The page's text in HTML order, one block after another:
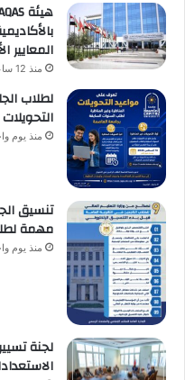
المعايير
منذ 12 ساعة
لطلاب
منذ يوم
مهمة
منذ يوم
لجنة